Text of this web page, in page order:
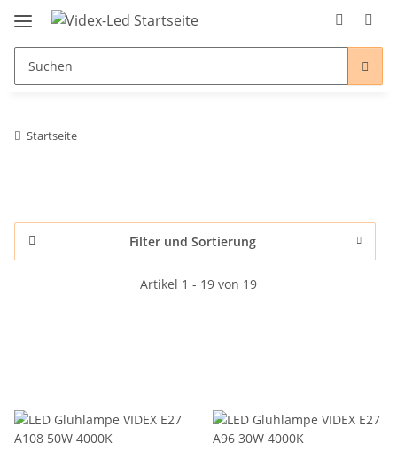
Startseite
Filter und Sortierung
Artikel 1 - 19 von 19